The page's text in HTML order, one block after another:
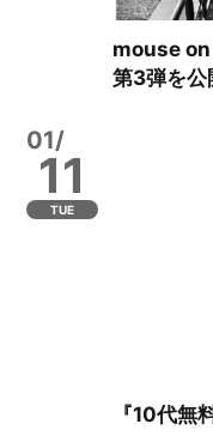
mouse on
第3弾を公
01/
11
TUE
『10代無